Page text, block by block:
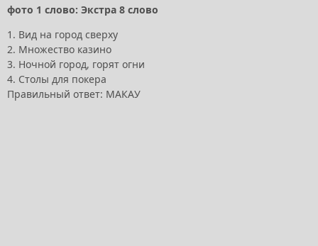
фото 1 слово: Экстра 8 слово
1. Вид на город сверху
2. Множество казино
3. Ночной город, горят огни
4. Столы для покера
Правильный ответ: МАКАУ